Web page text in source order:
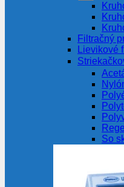
Filtračný
Lievikové
So